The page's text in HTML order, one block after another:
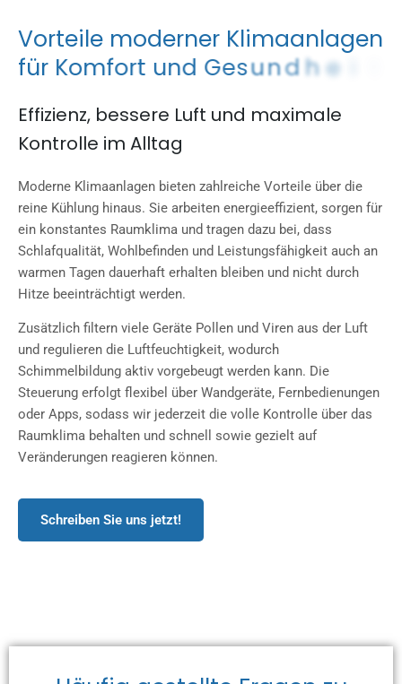
Vorteile moderner Klimaanlagen
für Komfort und Gesundheit
Effizienz, bessere Luft und maximale
Kontrolle im Alltag
Moderne Klimaanlagen bieten zahlreiche Vorteile über die
reine Kühlung hinaus. Sie arbeiten energieeffizient, sorgen für
ein konstantes Raumklima und tragen dazu bei, dass
Schlafqualität, Wohlbefinden und Leistungsfähigkeit auch an
warmen Tagen dauerhaft erhalten bleiben und nicht durch
Hitze beeinträchtigt werden.
Zusätzlich filtern viele Geräte Pollen und Viren aus der Luft
und regulieren die Luftfeuchtigkeit, wodurch
Schimmelbildung aktiv vorgebeugt werden kann. Die
Steuerung erfolgt flexibel über Wandgeräte, Fernbedienungen
oder Apps, sodass wir jederzeit die volle Kontrolle über das
Raumklima behalten und schnell sowie gezielt auf
Veränderungen reagieren können.
Schreiben Sie uns jetzt!